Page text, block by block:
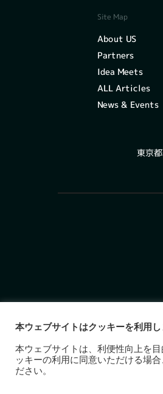
Site Map
About US
Partners
Idea Meets
ALL Articles
News & Events
東京
本ウェブサイトはクッキーを利用
本ウェブサイトは、利便性向上を
ッキーの利用に同意いただける場
ださい。